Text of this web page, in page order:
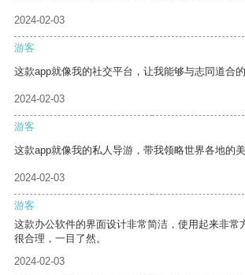
2024-02-03
游客
这款app就像我的社交平台，让我能够与志同道合的
2024-02-03
游客
这款app就像我的私人导游，带我领略世界各地的美
2024-02-03
游客
这款办公软件的界面设计非常简洁，使用起来非常
很合理，一目了然。
2024-02-03